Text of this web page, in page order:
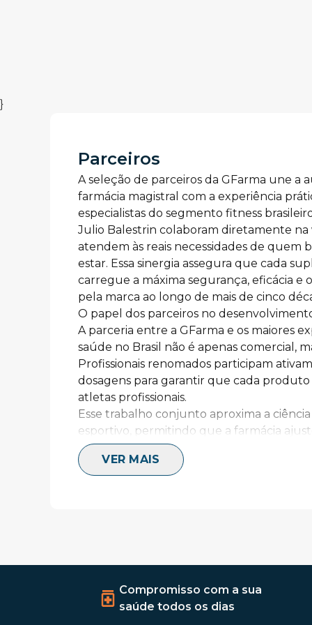
}
Parceiros
A seleção de parceiros da GFarma une a
farmácia magistral com a experiência
especialistas do segmento fitness
Julio Balestrin colaboram diretamente
atendem às reais necessidades de quem
estar. Essa sinergia assegura que cada
carregue a máxima segurança, eficácia
pela marca ao longo de mais de cinco
O papel dos parceiros no
A parceria entre a GFarma e os maiores
saúde no Brasil não é apenas comercial,
Profissionais renomados participam
dosagens para garantir que cada
atletas profissionais.
Esse trabalho conjunto aproxima a
esportivo, permitindo que a farmácia
fitoterápicos patenteados com precisão.
altamente eficazes que otimizam
recomendação passa pela linha pro, que
estimulantes em dosagens otimizadas
Por outro lado, os atletas que visam o
celular encontram respaldo na
VER MAIS
Compromisso com a sua
saúde todos os dias